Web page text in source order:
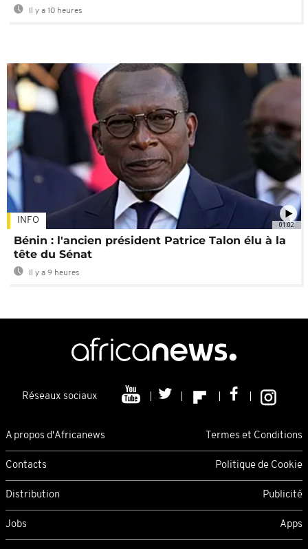
Il y a 10 heures
01:02
INFO
Bénin : l'ancien président Patrice Talon élu à la
tête du Sénat
Il y a 9 heures
Réseaux sociaux
A propos d'Africanews Termes et Conditions
Contacts Politique de Cookie
Distribution Publicité
Jobs Apps